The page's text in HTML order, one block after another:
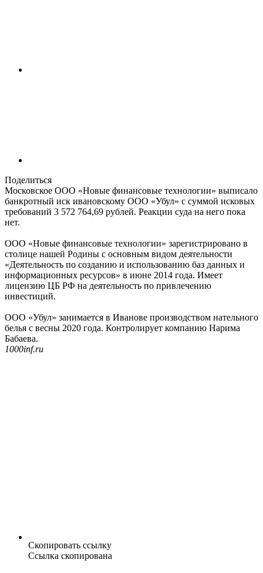
Поделиться
Московское ООО «Новые финансовые технологии» выписало
банкротный иск ивановскому ООО «Убул» с суммой исковых
требований 3 572 764,69 рублей. Реакции суда на него пока
нет.
ООО «Новые финансовые технологии» зарегистрировано в
столице нашей Родины с основным видом деятельности
«Деятельность по созданию и использованию баз данных и
информационных ресурсов» в июне 2014 года. Имеет
лицензию ЦБ РФ на деятельность по привлечению
инвестиций.
ООО «Убул» занимается в Иванове производством нательного
белья с весны 2020 года. Контролирует компанию Нарима
Бабаева.
1000inf.ru
Скопировать ссылку
Ссылка скопирована